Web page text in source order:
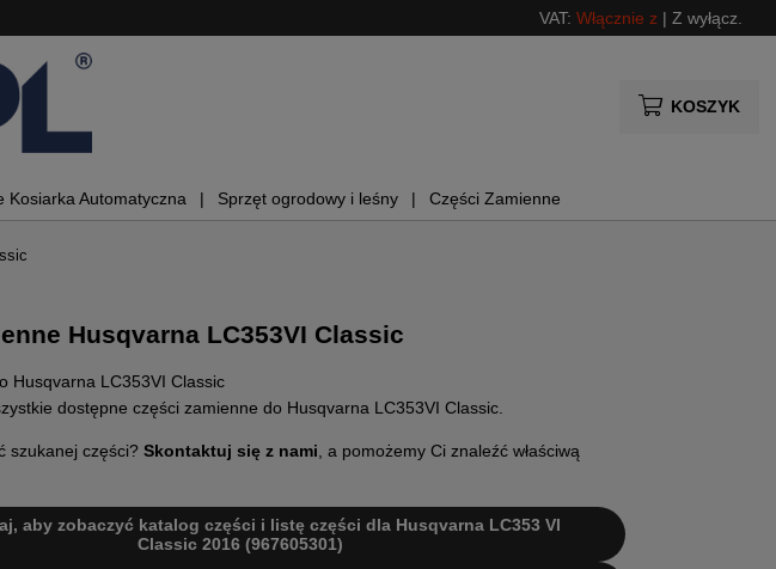
VAT: Włącznie z | Z wyłącz.
KOSZYK
Kosiarka Automatyczna Sprzęt ogrodowy i leśny Części Zamienne
Husqvarna LC353VI Classic
Husqvarna LC353VI Classic
dostępne części zamienne do Husqvarna LC353VI Classic.
szukanej części? Skontaktuj się z nami, a pomożemy Ci znaleźć właściwą
aby zobaczyć katalog części i listę części dla Husqvarna LC353 VI
Classic 2016 (967605301)